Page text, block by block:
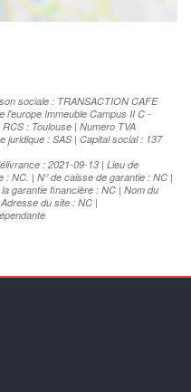
sociale : TRANSACTION CAFE
l'europe Immeuble Campus II C -
: Toulouse | Numero TVA
juridique : SAS | Capital social : 137
: 2021-09-13 | Lieu de
NC. | N° de caisse de garantie : NC |
garantie financière : NC | Nom du
du site : NC |